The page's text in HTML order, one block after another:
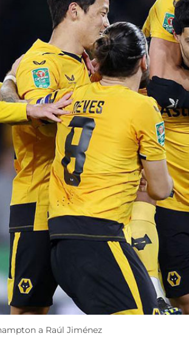
a Raúl Jiménez